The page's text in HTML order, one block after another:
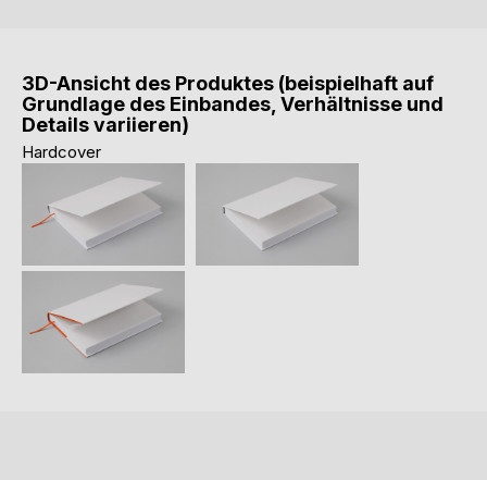
3D-Ansicht des Produktes (beispielhaft auf
Grundlage des Einbandes, Verhältnisse und
Details variieren)
Hardcover